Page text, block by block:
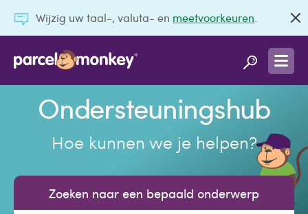
Wijzig uw taal-, valuta- en meetvoorkeuren
Ondersteuningshub
Hoe kunnen we je helpen?
Zoeken naar een bepaald onderwerp